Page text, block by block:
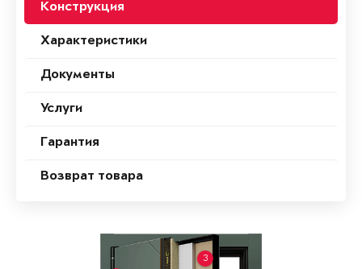
Конструкция
Характеристики
Документы
Услуги
Гарантия
Возврат товара
3